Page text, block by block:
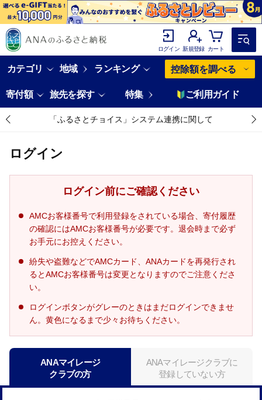
ログイン 新規登録 カート
カテゴリ 地域 ランキング 控除額を調べる
寄付額 旅先を探す 特集 ご利用ガイド
「ふるさとチョイス」システム連携に関して
ログイン
ログイン前にご確認ください
AMCお客様番号で利用登録をされている場合、寄付履歴
の確認にはAMCお客様番号が必要です。退会時まで必ず
お手元にお控えください。
紛失や盗難などでAMCカード、ANAカードを再発行され
るとAMCお客様番号は変更となりますのでご注意くださ
い。
ログインボタンがグレーのときはまだログインできませ
ん。黄色になるまで少々お待ちください。
ANAマイレージ
クラブの方
ANAマイレージクラブに
登録していない方